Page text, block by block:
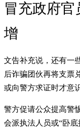
冒充政府官
增
文告补充说，还有一
后诈骗团伙再将支票
或向警方求证时才意
警方促请公众提高警
会派执法人员或“卧